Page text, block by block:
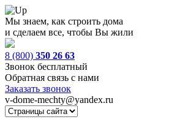
Мы знаем, как строить дома
и сделаем все, чтобы Вы жили
8 (800) 350 26 63
Звонок бесплатный
Обратная связь с нами
Заказать звонок
v-dome-mechty@yandex.ru